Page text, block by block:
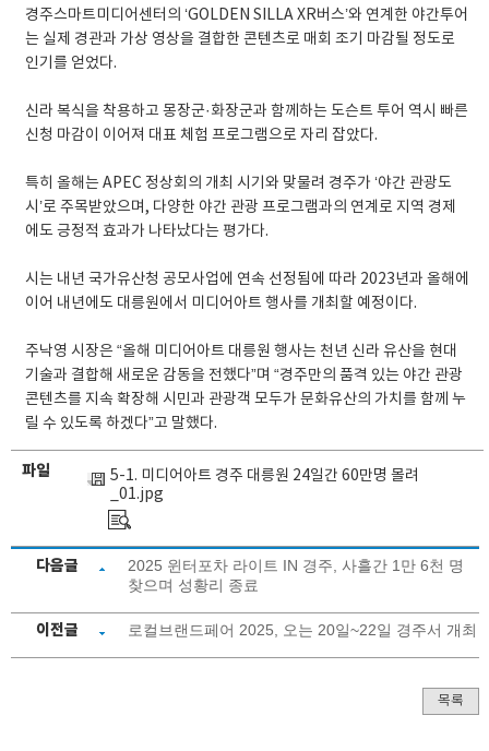
경주스마트미디어센터의 ‘GOLDEN SILLA XR버스’와 연계한 야간투어
는 실제 경관과 가상 영상을 결합한 콘텐츠로 매회 조기 마감될 정도로
인기를 얻었다.
신라 복식을 착용하고 몽장군·화장군과 함께하는 도슨트 투어 역시 빠른
신청 마감이 이어져 대표 체험 프로그램으로 자리 잡았다.
특히 올해는 APEC 정상회의 개최 시기와 맞물려 경주가 ‘야간 관광도
시’로 주목받았으며, 다양한 야간 관광 프로그램과의 연계로 지역 경제
에도 긍정적 효과가 나타났다는 평가다.
시는 내년 국가유산청 공모사업에 연속 선정됨에 따라 2023년과 올해에
이어 내년에도 대릉원에서 미디어아트 행사를 개최할 예정이다.
주낙영 시장은 “올해 미디어아트 대릉원 행사는 천년 신라 유산을 현대
기술과 결합해 새로운 감동을 전했다”며 “경주만의 품격 있는 야간 관광
콘텐츠를 지속 확장해 시민과 관광객 모두가 문화유산의 가치를 함께 누
릴 수 있도록 하겠다”고 말했다.
파일
5-1. 미디어아트 경주 대릉원 24일간 60만명 몰려
_01.jpg
다음글
2025 윈터포차 라이트 IN 경주, 사흘간 1만 6천 명
찾으며 성황리 종료
이전글 로컬브랜드페어 2025, 오는 20일~22일 경주서 개최
목록